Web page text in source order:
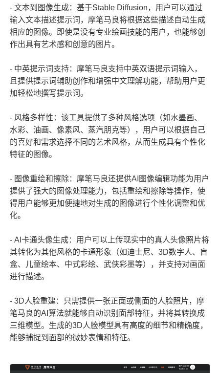
- 文本到图像生成：基于Stable Diffusion，用户可以通过
输入文本描述提示词，摩笔马良将根据这些描述自动生成
相应的图像。即使是没有专业绘画技能的用户，也能够创
作出具有艺术感和创意的图片。
- 中英提示词支持：摩笔马良支持中英双语提示词输入，
且提供提示词辅助创作和增强中文理解功能，帮助用户更
加轻松地撰写提示词。
- 风格多样性：该工具提供了多种风格选项（如水墨画、
水彩、油画、像素风、蒸汽朋克等），用户可以根据自己
的喜好和需求选择不同的艺术风格，从而生成具有个性化
特征的图像。
- 图像重绘和擦除：摩笔马良还提供AI图像编辑功能为用户
提供了强大的图像处理能力，包括重绘和擦除等操作，使
得用户能够更加便捷地对生成的图像进行个性化调整和优
化。
- AI卡通头像生成：用户可以上传现实中的真人头像照片将
其转化为其他风格的卡通形象（如迪士尼、3D数字人、盲
盒、儿童绘本、中式彩绘、武侠彩墨等），并支持对画面
进行描述。
- 3D人脸重建：只需提供一张正面或侧面的人脸照片，摩
笔马良的AI算法就能够自动识别面部特征，并将其转换成
三维模型。生成的3D人脸模型具有高度的细节和精确度，
能够捕捉到面部的微妙表情和特征。